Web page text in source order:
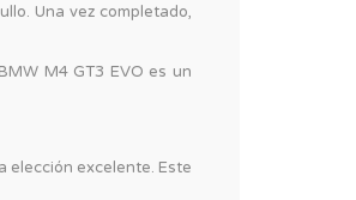
Una vez completado,
BMW M4 GT3 EVO es un
elección excelente. Este